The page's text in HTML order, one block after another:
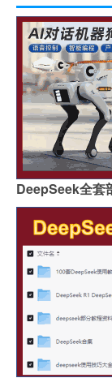
DeepSeek全套